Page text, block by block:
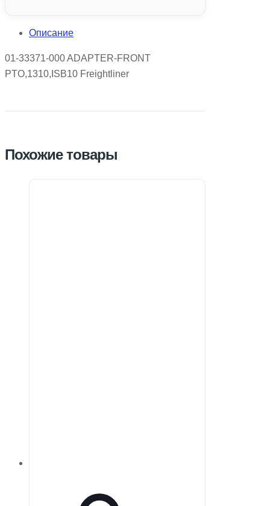
Описание
01-33371-000 ADAPTER-FRONT
PTO,1310,ISB10 Freightliner
Похожие товары